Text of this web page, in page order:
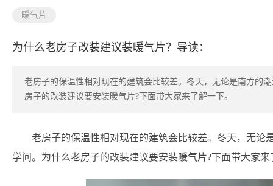
暖气片
为什么老房子改装建议装暖气片？导读：
老房子的保温性相对现在的建筑会比较差。冬天，无论是南方的
房子的改装建议要安装暖气片?下面带大家来了解一下。
老房子的保温性相对现在的建筑会比较差。冬天，无论
学问。为什么老房子的改装建议要安装暖气片?下面带大家来